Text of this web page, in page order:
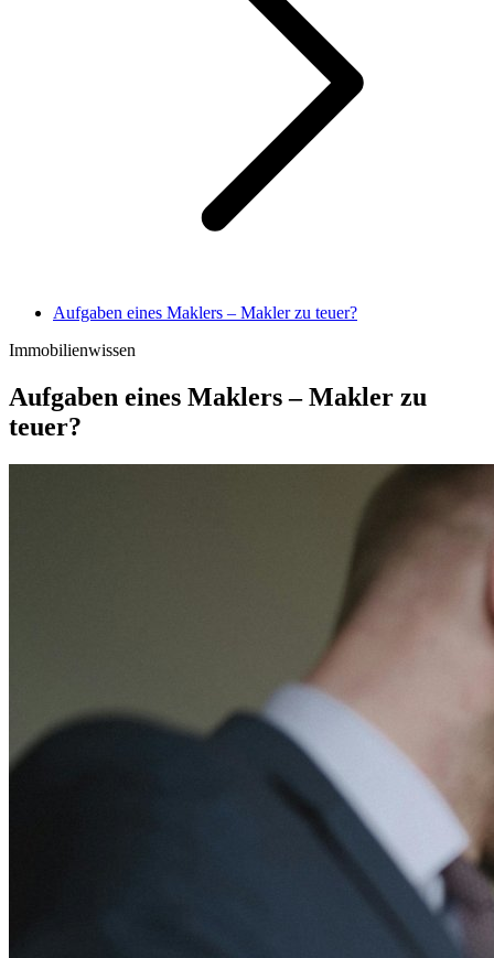
Aufgaben eines Maklers – Makler zu teuer?
Immobilienwissen
Aufgaben eines Maklers – Makler zu
teuer?